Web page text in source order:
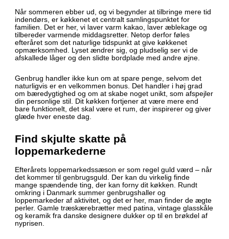
Når sommeren ebber ud, og vi begynder at tilbringe mere tid
indendørs, er køkkenet et centralt samlingspunktet for
familien. Det er her, vi laver varm kakao, laver æblekage og
tilbereder varmende middagsretter. Netop derfor føles
efteråret som det naturlige tidspunkt at give køkkenet
opmærksomhed. Lyset ændrer sig, og pludselig ser vi de
afskallede låger og den slidte bordplade med andre øjne.
Genbrug handler ikke kun om at spare penge, selvom det
naturligvis er en velkommen bonus. Det handler i høj grad
om bæredygtighed og om at skabe noget unikt, som afspejler
din personlige stil. Dit køkken fortjener at være mere end
bare funktionelt, det skal være et rum, der inspirerer og giver
glæde hver eneste dag.
Find skjulte skatte på
loppemarkederne
Efterårets loppemarkedssæson er som regel guld værd – når
det kommer til genbrugsguld. Der kan du virkelig finde
mange spændende ting, der kan forny dit køkken. Rundt
omkring i Danmark summer genbrugshaller og
loppemarkeder af aktivitet, og det er her, man finder de ægte
perler. Gamle træskærebrætter med patina, vintage glasskåle
og keramik fra danske designere dukker op til en brøkdel af
nyprisen.